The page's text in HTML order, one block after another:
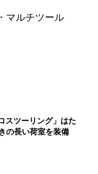
マルチツール
スツーリング」はた
の長い荷室を装備